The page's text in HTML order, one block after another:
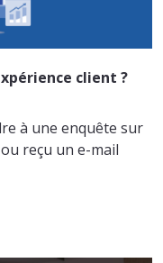
client ?
à une enquête sur
reçu un e-mail